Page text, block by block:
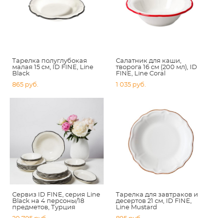
Тарелка полуглубокая
малая 15 см, ID FINE, Line
Black
865 pуб.
Салатник для каши,
творога 16 см (200 мл), ID
FINE, Line Coral
1 035 pуб.
Сервиз ID FINE, серия Line
Black на 4 персоны/18
предметов, Турция
Тарелка для завтраков и
десертов 21 см, ID FINE,
Line Mustard